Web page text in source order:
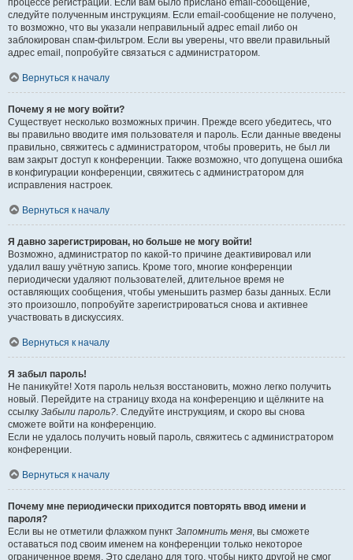
процессе регистрации. Если вам было прислано email-сообщение,
следуйте полученным инструкциям. Если email-сообщение не получено,
то возможно, что вы указали неправильный адрес email либо он
заблокирован спам-фильтром. Если вы уверены, что ввели правильный
адрес email, попробуйте связаться с администратором.
Вернуться к началу
Почему я не могу войти?
Существует несколько возможных причин. Прежде всего убедитесь, что
вы правильно вводите имя пользователя и пароль. Если данные введены
правильно, свяжитесь с администратором, чтобы проверить, не был ли
вам закрыт доступ к конференции. Также возможно, что допущена ошибка
в конфигурации конференции, свяжитесь с администратором для
исправления настроек.
Вернуться к началу
Я давно зарегистрирован, но больше не могу войти!
Возможно, администратор по какой-то причине деактивировал или
удалил вашу учётную запись. Кроме того, многие конференции
периодически удаляют пользователей, длительное время не
оставляющих сообщения, чтобы уменьшить размер базы данных. Если
это произошло, попробуйте зарегистрироваться снова и активнее
участвовать в дискуссиях.
Вернуться к началу
Я забыл пароль!
Не паникуйте! Хотя пароль нельзя восстановить, можно легко получить
новый. Перейдите на страницу входа на конференцию и щёлкните на
ссылку Забыли пароль?. Следуйте инструкциям, и скоро вы снова
сможете войти на конференцию.
Если не удалось получить новый пароль, свяжитесь с администратором
конференции.
Вернуться к началу
Почему мне периодически приходится повторять ввод имени и
пароля?
Если вы не отметили флажком пункт Запомнить меня, вы сможете
оставаться под своим именем на конференции только некоторое
ограниченное время. Это сделано для того, чтобы никто другой не смог